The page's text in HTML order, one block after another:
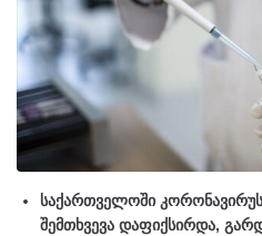
საქართველოში
შემთხვევა დაფიქსირდა,